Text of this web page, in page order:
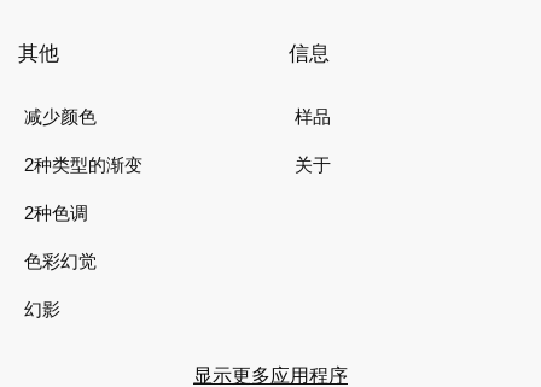
其他
减少颜色
2种类型的渐变
2种色调
色彩幻觉
幻影
信息
样品
关于
显示更多应用程序